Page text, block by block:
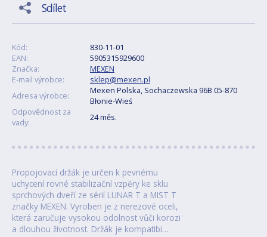
Sdílet
Kód:
830-11-01
EAN:
5905315929600
Značka:
MEXEN
E-mail výrobce:
sklep@mexen.pl
Adresa výrobce:
Mexen Polska, Sochaczewska 96B 05-870
Błonie-Wieś
Odpovědnost za
vady:
24 měs.
Propojovací držák je určen k pevnému
uchycení rovné stabilizační vzpěry ke sklu
sprchových dveří ze sérií LUNAR T a MIST T
značky MEXEN. Vyroben je z nerezové oceli,
která zaručuje vysokou odolnost vůči korozi
a dlouhou životnost. Držák je kompatibi…